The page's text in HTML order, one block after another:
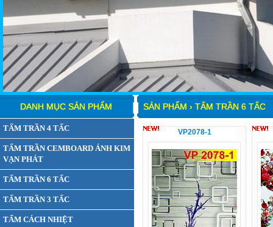
DANH MỤC SẢN PHẨM
TẤM TRẦN 4 TẤC
TẤM TRẦN CEMBOARD ÁNH KIM
VẠN PHÁT
TẤM TRẦN 6 TẤC
TẤM TRẦN 3 TẤC
TẤM CÁCH NHIỆT
SẢN PHẨM › TẤM TRẦN 6 TẤC
VP2078-1